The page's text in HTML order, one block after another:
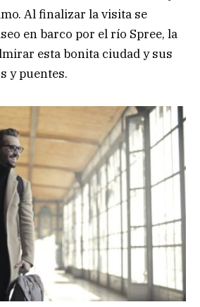
Al finalizar la visita se
en barco por el río Spree, la
esta bonita ciudad y sus
y puentes.